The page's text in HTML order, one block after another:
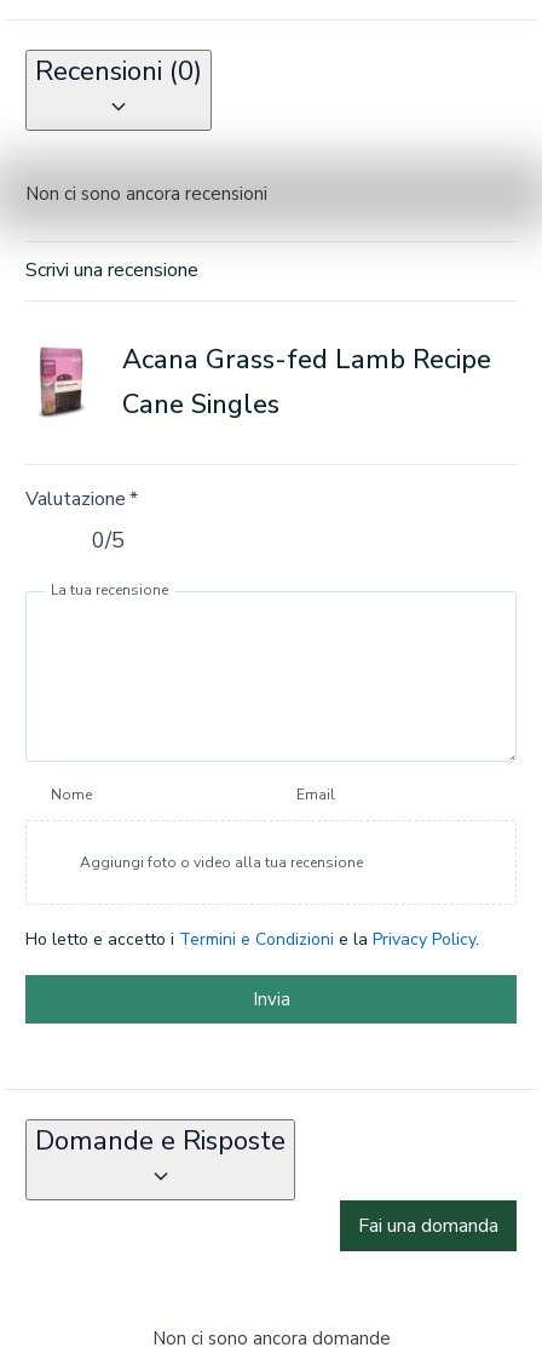
Recensioni (0)
Non ci sono ancora recensioni
Scrivi una recensione
Acana Grass-fed Lamb Recipe
Cane Singles
Valutazione*
0/5
La tua recensione
Nome Email
Aggiungi foto o video alla tua recensione
Ho letto e accetto i Termini e Condizioni e la Privacy Policy.
Invia
Domande e Risposte
Fai una domanda
Non ci sono ancora domande